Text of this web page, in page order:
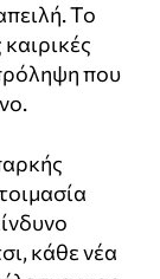
Το
που
κάθε νέα